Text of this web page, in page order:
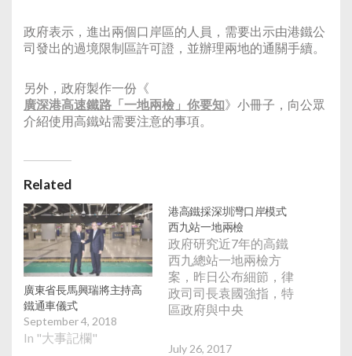
政府表示，進出兩個口岸區的人員，需要出示由港鐵公
司發出的過境限制區許可證，並辦理兩地的通關手續。
另外，政府製作一份《
廣深港高速鐵路「一地兩檢」你要知》小冊子，向公眾
介紹使用高鐵站需要注意的事項。
Related
廣東省長馬興瑞將主持高
鐵通車儀式
September 4, 2018
In "大事記欄"
港高鐵採深圳灣口岸模式
西九站一地兩檢
政府研究近7年的高鐵
西九總站一地兩檢方
案，昨日公布細節，律
政司司長袁國強指，特
區政府與中央
July 26, 2017